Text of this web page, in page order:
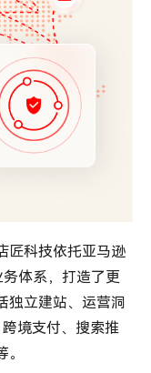
匠科技依托亚马逊
体系，打造了更
独立建站、运营洞
境支付、搜索推